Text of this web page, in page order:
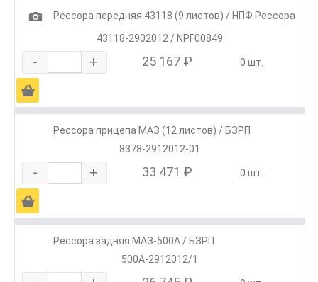
1
Рессора передняя 43118 (9 листов) / НПФ Рессора
43118-2902012 / NPF00849
- + 25 167 ₽ 0 шт.
Ä
Рессора прицепа МАЗ (12 листов) / БЗРП
8378-2912012-01
- + 33 471 ₽ 0 шт.
Ä
Рессора задняя МАЗ-500А / БЗРП
500А-2912012/1